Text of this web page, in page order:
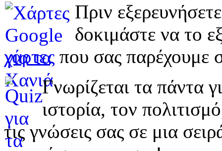
Πριν
δοκιμάστε να το
χάρτες που σας παρέχουμε
Γνωρίζεται τα πάντα
ιστορία, τον
τις γνώσεις σας σε μια